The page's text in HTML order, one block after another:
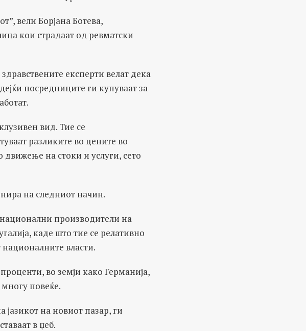
вели Борјана Ботева,
кои страдаат од ревматски
експерти велат дека
посредниците ги купуваат за
вид. Тие се
разликите во цените во
на стоки и услуги, сето
на следниот начин.
производители на
каде што тие се релативно
власти.
во земји како Германија,
повеќе.
јазикот на новиот пазар, ги
в џеб.